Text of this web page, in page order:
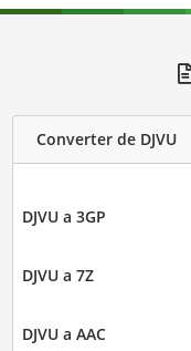
Converter de DJVU
DJVU a 3GP
DJVU a 7Z
DJVU a AAC